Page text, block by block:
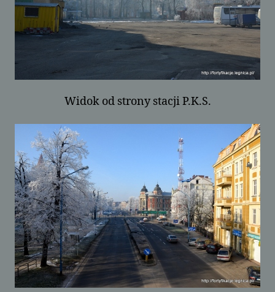
Widok od strony stacji P.K.S.